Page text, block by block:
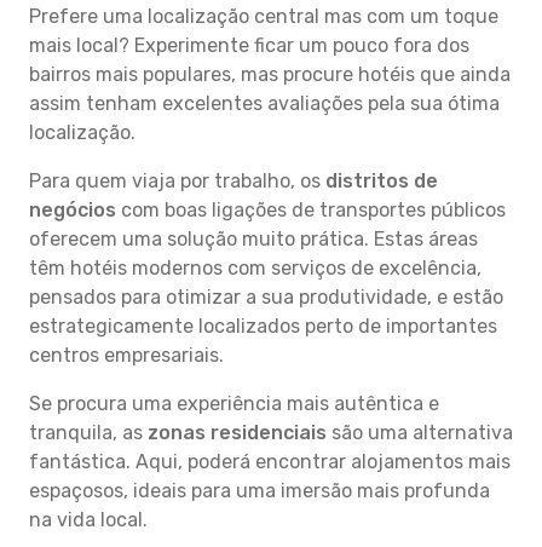
Prefere uma localização central mas com um toque
mais local? Experimente ficar um pouco fora dos
bairros mais populares, mas procure hotéis que ainda
assim tenham excelentes avaliações pela sua ótima
localização.
Para quem viaja por trabalho, os distritos de
negócios com boas ligações de transportes públicos
oferecem uma solução muito prática. Estas áreas
têm hotéis modernos com serviços de excelência,
pensados para otimizar a sua produtividade, e estão
estrategicamente localizados perto de importantes
centros empresariais.
Se procura uma experiência mais autêntica e
tranquila, as zonas residenciais são uma alternativa
fantástica. Aqui, poderá encontrar alojamentos mais
espaçosos, ideais para uma imersão mais profunda
na vida local.